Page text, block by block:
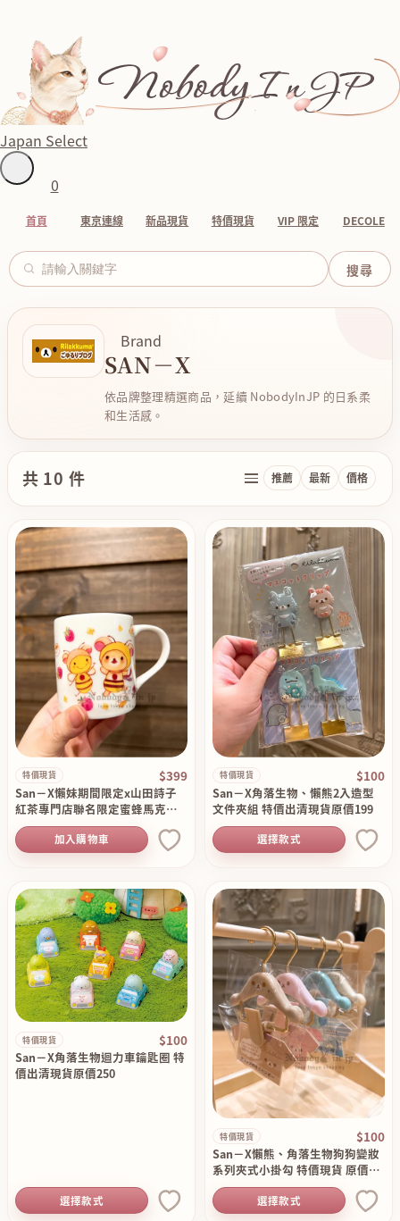
Japan Select
0
首頁 東京連線 新品現貨 特價現貨 VIP 限定 DECOLE
Brand
SAN－X
依品牌整理精選商品，延續 NobodyInJP 的日系柔
和生活感。
共 10 件 推薦 最新 價格
特價現貨 $399
San－X懶妹期間限定x山田詩子
紅茶專門店聯名限定蜜蜂馬克杯
特價現貨原價850
加入購物車
特價現貨 $100
San－X角落生物、懶熊2入造型
文件夾組 特價出清現貨原價199
選擇款式
特價現貨 $100
San－X角落生物迴力車鑰匙圈 特
價出清現貨原價250
選擇款式
特價現貨 $100
San－X懶熊、角落生物狗狗變妝
系列夾式小掛勾 特價現貨 原價19
0
選擇款式